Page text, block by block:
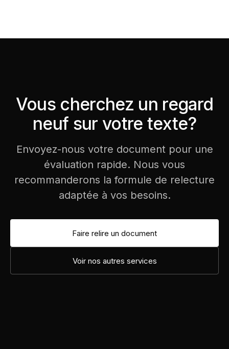
Vous cherchez un regard
neuf sur votre texte?
Envoyez-nous votre document pour une
évaluation rapide. Nous vous
recommanderons la formule de relecture
adaptée à vos besoins.
Faire relire un document
Voir nos autres services